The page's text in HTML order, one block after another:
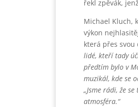
řekl zpěvák,
Michael Kluch,
výkon
která přes
lidé, kteří tady
předtím bylo v
muzikál, kde se
„Jsme rádi, že
atmosféra.“